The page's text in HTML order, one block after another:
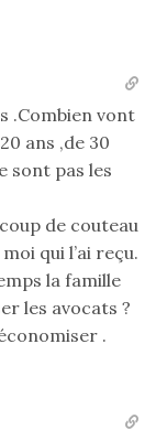
.Combien vont
ans ,de 30
sont pas les
de couteau
qui l’ai reçu.
la famille
les avocats ?
.